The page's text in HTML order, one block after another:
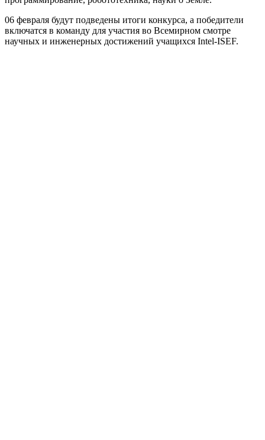
06 февраля будут подведены итоги конкурса, а победители
включатся в команду для участия во Всемирном смотре
научных и инженерных достижений учащихся Intel-ISEF.